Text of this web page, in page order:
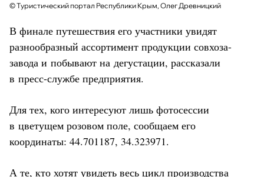
© Туристический портал Республики Крым, Олег Древницкий
В финале путешествия его участники увидят
разнообразный ассортимент продукции совхоза-
завода и побывают на дегустации, рассказали
в пресс-службе предприятия.
Для тех, кого интересуют лишь фотосессии
в цветущем розовом поле, сообщаем его
координаты: 44.701187, 34.323971.
А те, кто хотят увидеть весь цикл производства